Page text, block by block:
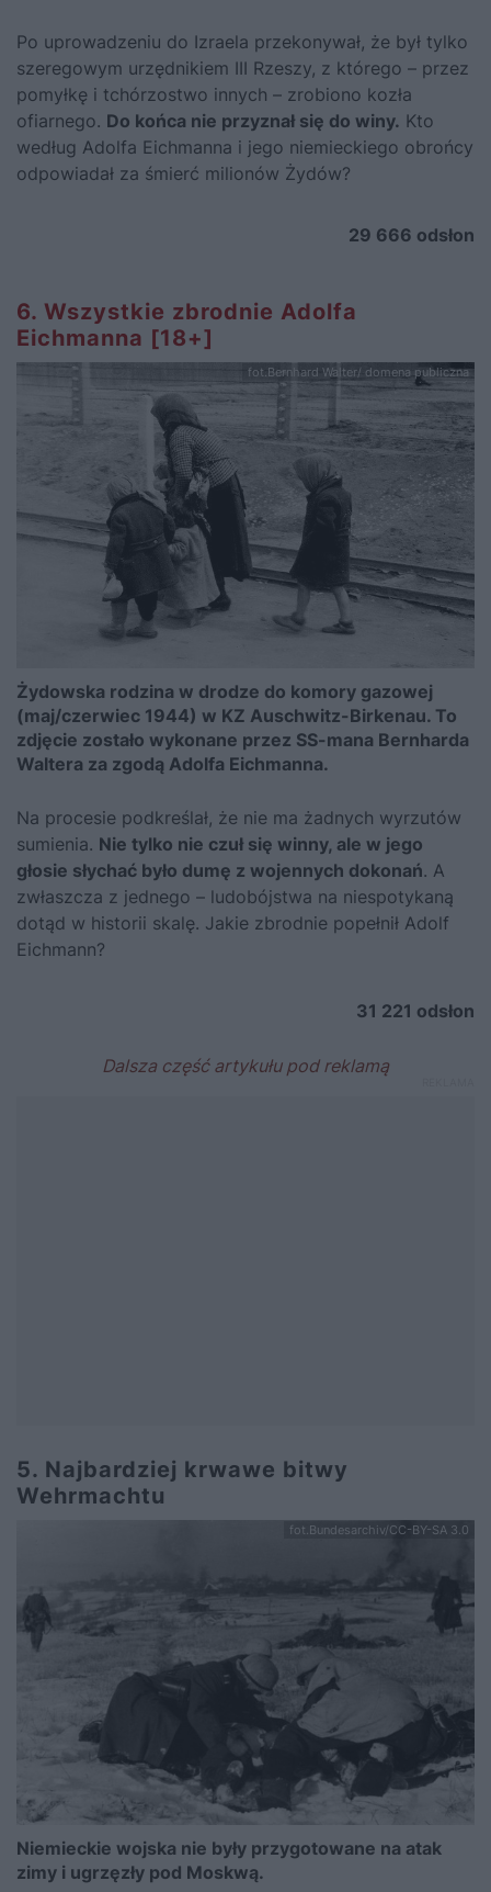
Po uprowadzeniu do Izraela przekonywał, że był tylko
szeregowym urzędnikiem III Rzeszy, z którego – przez
pomyłkę i tchórzostwo innych – zrobiono kozła
ofiarnego. Do końca nie przyznał się do winy. Kto
według Adolfa Eichmanna i jego niemieckiego obrońcy
odpowiadał za śmierć milionów Żydów?
29 666 odsłon
6. Wszystkie zbrodnie Adolfa
Eichmanna [18+]
fot.Bernhard Walter/ domena publiczna
Żydowska rodzina w drodze do komory gazowej
(maj/czerwiec 1944) w KZ Auschwitz-Birkenau. To
zdjęcie zostało wykonane przez SS-mana Bernharda
Waltera za zgodą Adolfa Eichmanna.
Na procesie podkreślał, że nie ma żadnych wyrzutów
sumienia. Nie tylko nie czuł się winny, ale w jego
głosie słychać było dumę z wojennych dokonań. A
zwłaszcza z jednego – ludobójstwa na niespotykaną
dotąd w historii skalę. Jakie zbrodnie popełnił Adolf
Eichmann?
31 221 odsłon
5. Najbardziej krwawe bitwy
Wehrmachtu
fot.Bundesarchiv/CC-BY-SA 3.0
Niemieckie wojska nie były przygotowane na atak
zimy i ugrzęzły pod Moskwą.